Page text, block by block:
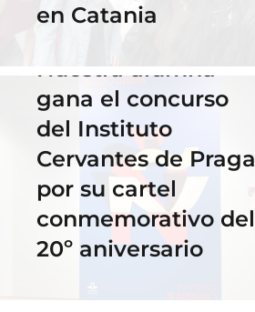
en Catania
Nuestra alumna
gana el concurso
del Instituto
Cervantes de Praga
por su cartel
conmemorativo del
20º aniversario